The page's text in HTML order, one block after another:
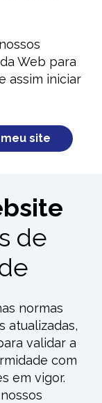
Web para
assim iniciar
site
de
normas
atualizadas,
validar a
com
em vigor.